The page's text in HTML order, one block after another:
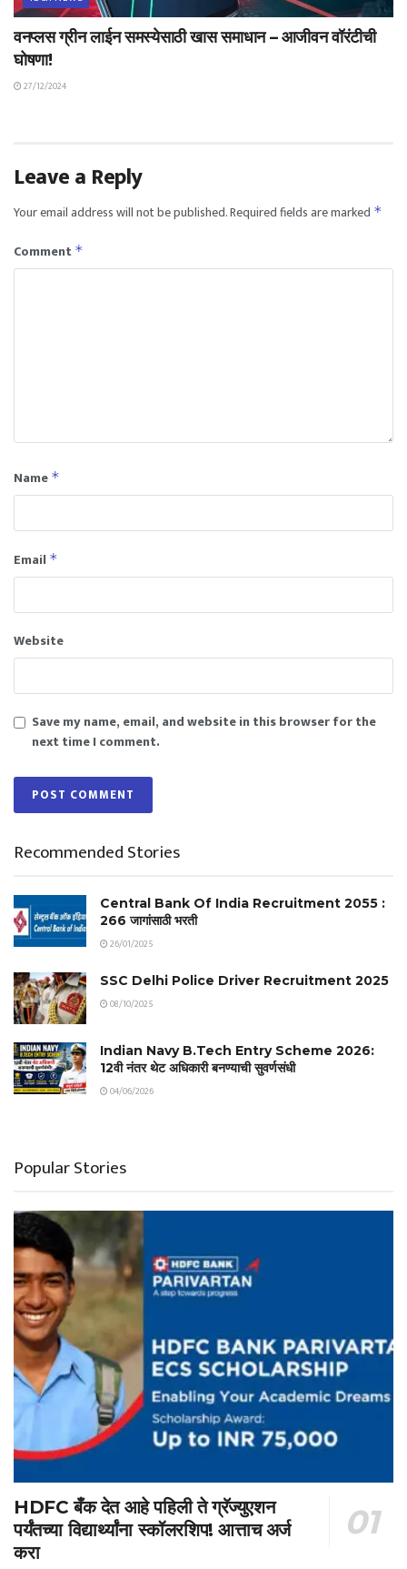
वनप्लस ग्रीन लाईन समस्येसाठी खास समाधान – आजीवन वॉरंटीची
घोषणा!
27/12/2024
Leave a Reply
Your email address will not be published.Required fields are marked *
Comment *
Name *
Email *
Website
Save my name, email, and website in this browser for the
next time I comment.
Recommended Stories
Central Bank Of India Recruitment 2055 :
266 जागांसाठी भरती
26/01/2025
SSC Delhi Police Driver Recruitment 2025
08/10/2025
Indian Navy B.Tech Entry Scheme 2026:
12वी नंतर थेट अधिकारी बनण्याची सुवर्णसंधी
04/06/2026
Popular Stories
HDFC बँक देत आहे पहिली ते ग्रॅज्युएशन
पर्यंतच्या विद्यार्थ्यांना स्कॉलरशिप! आत्ताच अर्ज
करा